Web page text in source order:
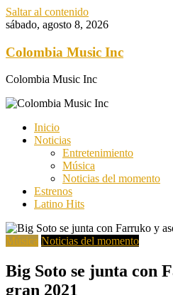
Saltar al contenido
sábado, agosto 8, 2026
Colombia Music Inc
Colombia Music Inc
Inicio
Noticias
Entretenimiento
Música
Noticias del momento
Estrenos
Latino Hits
Música Noticias del momento
Big Soto se junta con
gran 2021